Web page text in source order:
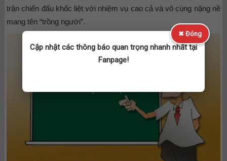
trận chiến đấu khốc liệt với nhiệm vụ cao cả và vô cùng nặng nề
mang tên “trồng người”.
✖ Đóng
Cập nhật các thông báo quan trọng nhanh nhất tại
Fanpage!